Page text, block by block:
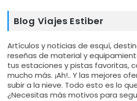
Blog Viajes Estiber
Artículos y noticias de esquí,
reseñas de material y
tus estaciones y pistas favoritas,
mucho más. ¡Ah!.. Y las mejores
subir a la nieve. Todo esto es lo
¿Necesitas más motivos para